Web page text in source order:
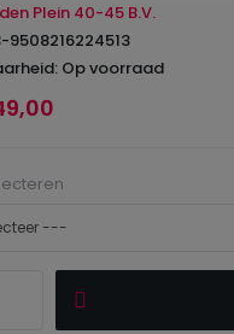
Plein 40-45 B.V.
9508216224513
Op voorraad